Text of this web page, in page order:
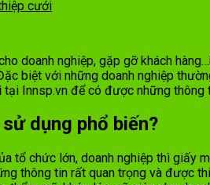
cưới
doanh nghiệp, gặp gỡ khách
biệt với những doanh nghiệp
tại Innsp.vn để có được những thông
dụng phổ biến?
tổ chức lớn, doanh nghiệp thì
thông tin rất quan trọng và được